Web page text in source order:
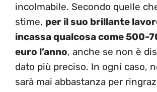
incolmabile. Secondo quelle
stime, per il suo brillante
incassa qualcosa come 500-
euro l’anno, anche se non è
dato più preciso. In ogni caso,
sarà mai abbastanza per